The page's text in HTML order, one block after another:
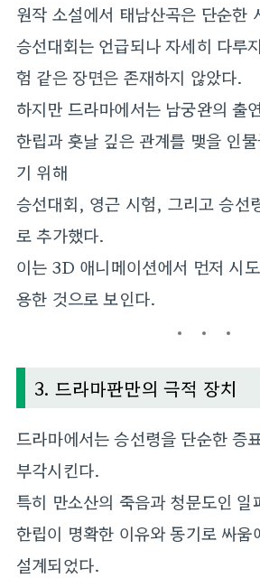
원작 소설에서 태남산곡은 단순한
승선대회는 언급되나 자세히 다루
험 같은 장면은 존재하지 않았다.
하지만 드라마에서는 남궁완의 출
한립과 훗날 깊은 관계를 맺을 인
기 위해
승선대회, 영근 시험, 그리고 승선
로 추가했다.
이는 3D 애니메이션에서 먼저 시
용한 것으로 보인다.
3. 드라마판만의 극적 장치
드라마에서는 승선령을 단순한 증
부각시킨다.
특히 만소산의 죽음과 청문도인 일
한립이 명확한 이유와 동기로 싸
설계되었다.